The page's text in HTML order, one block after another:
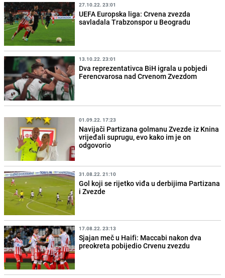
27.10.22. 23:01
UEFA Europska liga: Crvena zvezda
savladala Trabzonspor u Beogradu
13.10.22. 23:01
Dva reprezentativca BiH igrala u pobjedi
Ferencvarosa nad Crvenom Zvezdom
01.09.22. 17:23
Navijači Partizana golmanu Zvezde iz Knina
vrijeđali suprugu, evo kako im je on
odgovorio
31.08.22. 21:10
Gol koji se rijetko viđa u derbijima Partizana
i Zvezde
17.08.22. 23:13
Sjajan meč u Haifi: Maccabi nakon dva
preokreta pobijedio Crvenu zvezdu